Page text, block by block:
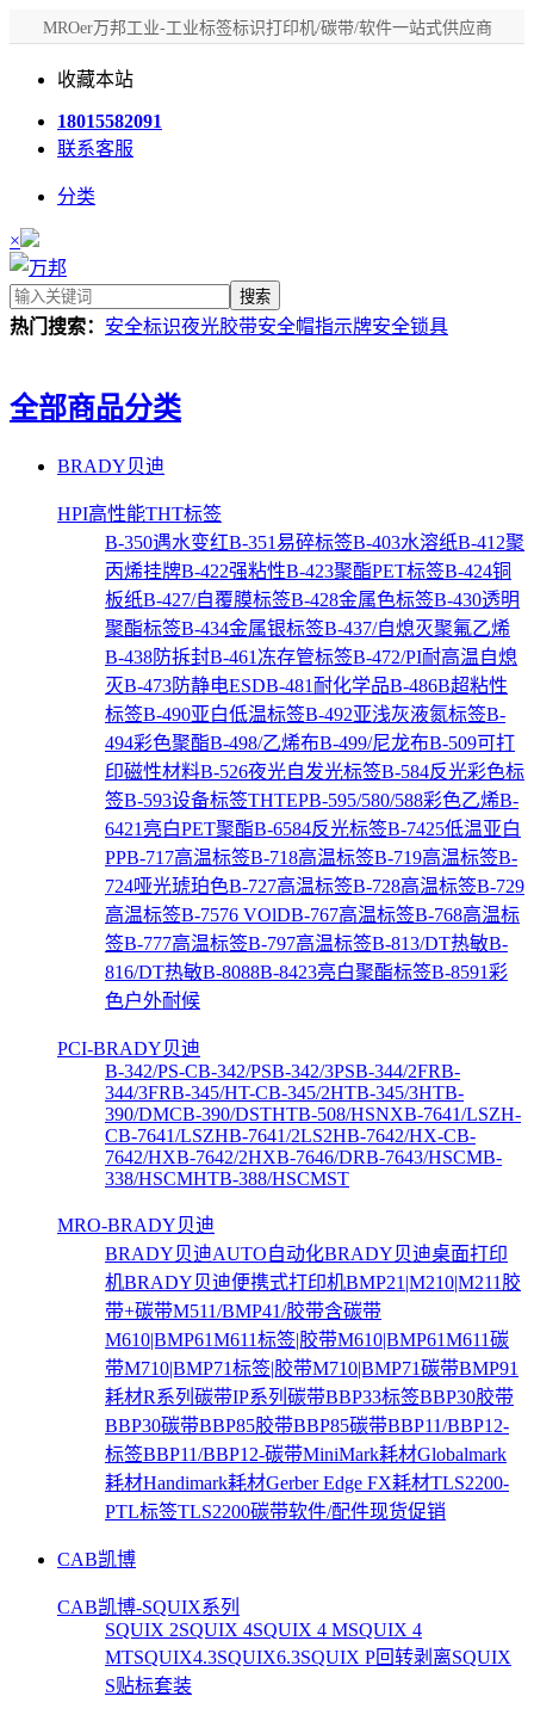
MROer万邦工业-工业标签标识打印机/碳带/软件一站式供应商
收藏本站
18015582091
联系客服
分类
×
搜索
热门搜索： 安全标识夜光胶带安全帽指示牌安全锁具
全部商品分类
BRADY贝迪
HPI高性能THT标签
B-350遇水变红B-351易碎标签B-403水溶纸B-412聚
丙烯挂牌B-422强粘性B-423聚酯PET标签B-424铜
板纸B-427/自覆膜标签B-428金属色标签B-430透明
聚酯标签B-434金属银标签B-437/自熄灭聚氟乙烯
B-438防拆封B-461冻存管标签B-472/PI耐高温自熄
灭B-473防静电ESDB-481耐化学品B-486B超粘性
标签B-490亚白低温标签B-492亚浅灰液氮标签B-
494彩色聚酯B-498/乙烯布B-499/尼龙布B-509可打
印磁性材料B-526夜光自发光标签B-584反光彩色标
签B-593设备标签THTEPB-595/580/588彩色乙烯B-
6421亮白PET聚酯B-6584反光标签B-7425低温亚白
PPB-717高温标签B-718高温标签B-719高温标签B-
724哑光琥珀色B-727高温标签B-728高温标签B-729
高温标签B-7576 VOlDB-767高温标签B-768高温标
签B-777高温标签B-797高温标签B-813/DT热敏B-
816/DT热敏B-8088B-8423亮白聚酯标签B-8591彩
色户外耐候
PCI-BRADY贝迪
B-342/PS-CB-342/PSB-342/3PSB-344/2FRB-
344/3FRB-345/HT-CB-345/2HTB-345/3HTB-
390/DMCB-390/DSTHTB-508/HSNXB-7641/LSZH-
CB-7641/LSZHB-7641/2LS2HB-7642/HX-CB-
7642/HXB-7642/2HXB-7646/DRB-7643/HSCMB-
338/HSCMHTB-388/HSCMST
MRO-BRADY贝迪
BRADY贝迪AUTO自动化BRADY贝迪桌面打印
机BRADY贝迪便携式打印机BMP21|M210|M211胶
带+碳带M511/BMP41/胶带含碳带
M610|BMP61M611标签|胶带M610|BMP61M611碳
带M710|BMP71标签|胶带M710|BMP71碳带BMP91
耗材R系列碳带IP系列碳带BBP33标签BBP30胶带
BBP30碳带BBP85胶带BBP85碳带BBP11/BBP12-
标签BBP11/BBP12-碳带MiniMark耗材Globalmark
耗材Handimark耗材Gerber Edge FX耗材TLS2200-
PTL标签TLS2200碳带软件/配件现货促销
CAB凯博
CAB凯博-SQUIX系列
SQUIX 2SQUIX 4SQUIX 4 MSQUIX 4
MTSQUIX4.3SQUIX6.3SQUIX P回转剥离SQUIX
S贴标套装